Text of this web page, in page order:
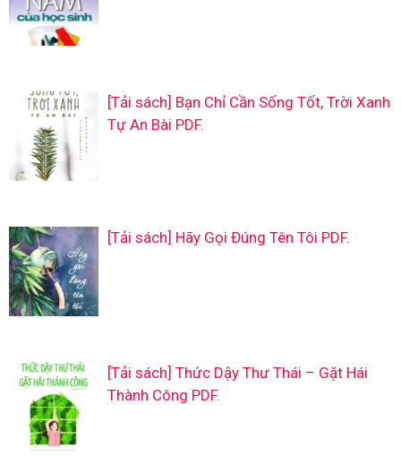
[Tải sách] Bạn Chỉ Cần Sống Tốt, Trời Xanh
Tự An Bài PDF.
[Tải sách] Hãy Gọi Đúng Tên Tôi PDF.
[Tải sách] Thức Dậy Thư Thái – Gặt Hái
Thành Công PDF.